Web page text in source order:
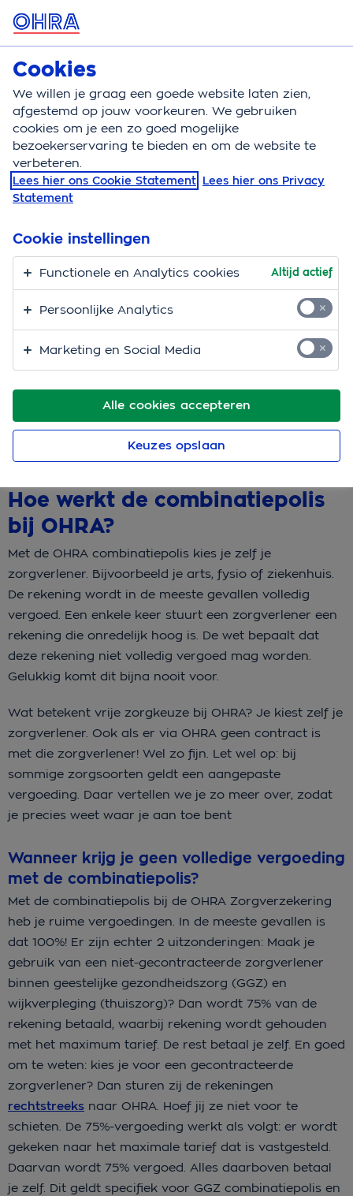
MENU
Zorgverzekering
Zorgverzekering Combinatiepolis
Combinatie
zorgverzekering; hoe
zit dat precies?
Met de OHRA Zorgverzekering heb je een
combinatiepolis. Dit klinkt ingewikkeld, maar in de
praktijk valt dat best mee. We leggen je uit hoe het
zorgzorgverzekering met vrije keuze voor je
krijgt en weet waar je aan toe bent. Ontdek wat de
verschillen zijn met de polissen van andere
Hoe werkt de combinatiepolis
bij OHRA?
Met de OHRA combinatiepolis kies je zelf je
zorgverlener. Bijvoorbeeld je arts, fysio of ziekenhuis.
De rekening wordt in de meeste gevallen volledig
vergoed. Een enkele keer stuurt een zorgverlener een
rekening die onredelijk hoog is. De wet bepaalt dat
deze rekening niet volledig vergoed mag worden.
Gelukkig komt dit bijna nooit voor.
Wat betekent vrije zorgkeuze bij OHRA? Je kiest zelf je
zorgverlener. Ook als er via OHRA geen contract is
met die zorgverlener! Wel zo fijn. Let wel op: bij
sommige zorgsoorten geldt een aangepaste
vergoeding. Daar vertellen we je zo meer over, zodat
je precies weet waar je aan toe bent
Wanneer krijg je geen volledige vergoeding
met de combinatiepolis?
Met de combinatiepolis bij de OHRA Zorgverzekering
heb je ruime vergoedingen. In de meeste gevallen is
dat 100%! Er zijn echter 2 uitzonderingen: Maak je
gebruik van een niet-gecontracteerde zorgverlener
binnen geestelijke gezondheidszorg (GGZ) en
wijkverpleging (thuiszorg)? Dan wordt 75% van de
rekening betaald, waarbij rekening wordt gehouden
met het maximum tarief. De rest betaal je zelf. En goed
om te weten: kies je voor een gecontracteerde
zorgverlener? Dan sturen zij de rekeningen
rechtstreeks naar OHRA. Hoef jij ze niet voor te
schieten. De 75%-vergoeding werkt als volgt: er wordt
gekeken naar het maximale tarief dat is vastgesteld.
Daarvan wordt 75% vergoed. Alles daarboven betaal
je zelf. Dit geldt specifiek voor GGZ combinatiepolis en
Cookies
We willen je graag een goede website laten zien,
afgestemd op jouw voorkeuren. We gebruiken
cookies om je een zo goed mogelijke
bezoekerservaring te bieden en om de website te
verbeteren.
Lees hier ons Cookie Statement Lees hier ons Privacy
Statement
Alle cookies accepteren
Cookie instellingen
Functionele en Analytics cookies Altijd actief
Persoonlijke Analytics
Marketing en Social Media
Keuzes opslaan